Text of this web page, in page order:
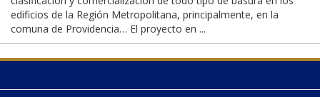
edificios de la Región Metropolitana, principalmente, en la
comuna de Providencia… El proyecto en ...